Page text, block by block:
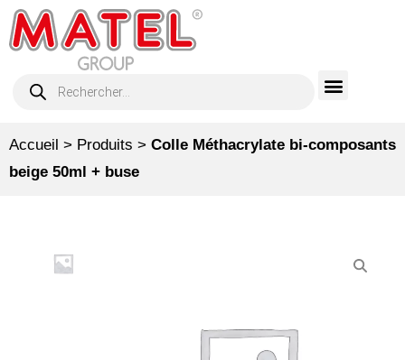
Accueil > Produits > Colle Méthacrylate bi-composants
beige 50ml + buse